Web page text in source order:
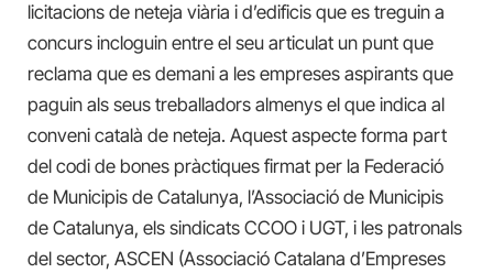
licitacions de neteja viària i d’edificis que es treguin a
concurs incloguin entre el seu articulat un punt que
reclama que es demani a les empreses aspirants que
paguin als seus treballadors almenys el que indica al
conveni català de neteja. Aquest aspecte forma part
del codi de bones pràctiques firmat per la Federació
de Municipis de Catalunya, l’Associació de Municipis
de Catalunya, els sindicats CCOO i UGT, i les patronals
del sector, ASCEN (Associació Catalana d’Empreses